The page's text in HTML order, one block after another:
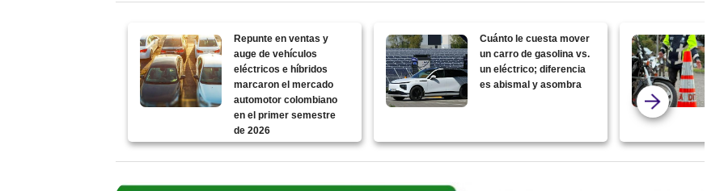
Repunte en ventas y
auge de vehículos
eléctricos e híbridos
marcaron el mercado
automotor colombiano
en el primer semestre
de 2026
Cuánto le cuesta mover
un carro de gasolina vs.
un eléctrico; diferencia
es abismal y asombra